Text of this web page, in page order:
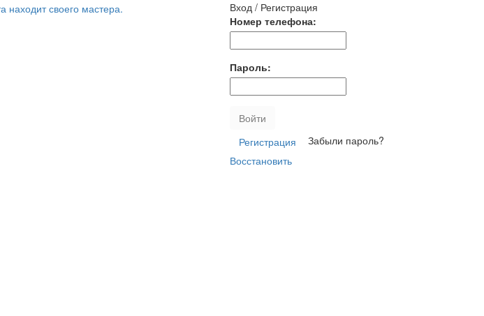
Вход / Регистрация
Номер телефона:
Пароль:
Войти
Регистрация
Забыли пароль?
Восстановить